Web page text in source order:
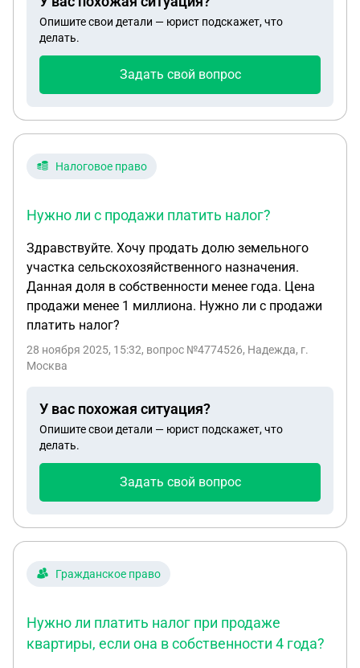
Опишите свои детали — юрист подскажет, что
делать.
Задать свой вопрос
Налоговое право
Нужно ли с продажи платить налог?
Здравствуйте. Хочу продать долю земельного
участка сельскохозяйственного назначения.
Данная доля в собственности менее года. Цена
продажи менее 1 миллиона. Нужно ли с продажи
платить налог?
28 ноября 2025, 15:32, вопрос №4774526, Надежда, г.
Москва
У вас похожая ситуация?
Опишите свои детали — юрист подскажет, что
делать.
Задать свой вопрос
Гражданское право
Нужно ли платить налог при продаже
квартиры, если она в собственности 4 года?